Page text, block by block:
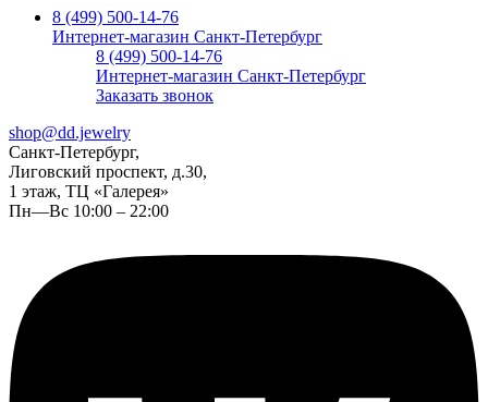
8 (499) 500-14-76
Интернет-магазин Санкт-Петербург
8 (499) 500-14-76
Интернет-магазин Санкт-Петербург
Заказать звонок
shop@dd.jewelry
Санкт-Петербург,
Лиговский проспект, д.30,
1 этаж, ТЦ «Галерея»
Пн—Вс 10:00 – 22:00